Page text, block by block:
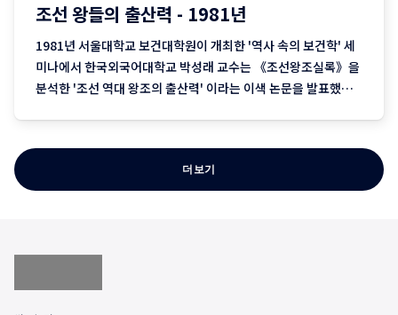
조선 왕들의 출산력 - 1981년
1981년 서울대학교 보건대학원이 개최한 '역사 속의 보건학' 세
미나에서 한국외국어대학교 박성래 교수는 《조선왕조실록》을
분석한 '조선 역대 왕조의 출산력' 이라는 이색 논문을 발표했습
사망률 같은 보건학적 관점에서 새롭게 분석했기 때문입니다. 최
더보기